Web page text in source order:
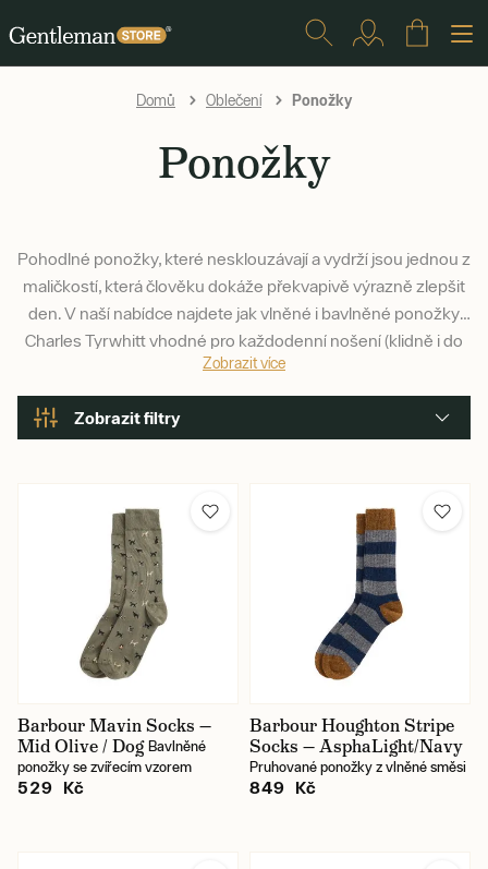
Domů Oblečení Ponožky
Ponožky
Pohodlné ponožky, které nesklouzávají a vydrží jsou jednou z
maličkostí, která člověku dokáže překvapivě výrazně zlepšit
den. V naší nabídce najdete jak vlněné i bavlněné ponožky
Charles Tyrwhitt vhodné pro každodenní nošení (klidně i do
obleků), tak luxusnější kousky z vlny, bambusu či s příměsí
kašmíru.
Zobrazit více
Zobrazit filtry
Barva
Pohlaví
Barbour Mavin Socks —
Mid Olive / Dog Bavlněné
ponožky se zvířecím vzorem
529 Kč
Barbour Houghton Stripe
Socks — AsphaLight/Navy
Pruhované ponožky z vlněné směsi
849 Kč